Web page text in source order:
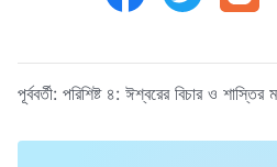
পূর্ববর্তী: পরিশিষ্ট ৪: ঈশ্বরের বিচার ও শাস্তির